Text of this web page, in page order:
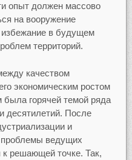
опыт должен массово
на вооружение
избежание в будущем
территорий.
качеством
экономическим ростом
была горячей темой ряда
десятилетий. После
и
проблемы ведущих
к решающей точке. Так,